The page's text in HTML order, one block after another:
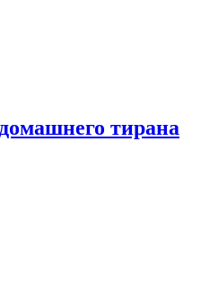
тирана